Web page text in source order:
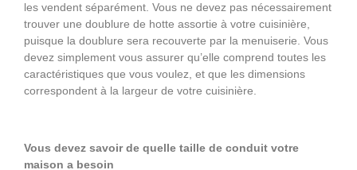
les vendent séparément. Vous ne devez pas nécessairement
trouver une doublure de hotte assortie à votre cuisinière,
puisque la doublure sera recouverte par la menuiserie. Vous
devez simplement vous assurer qu’elle comprend toutes les
caractéristiques que vous voulez, et que les dimensions
correspondent à la largeur de votre cuisinière.
Vous devez savoir de quelle taille de conduit votre
maison a besoin